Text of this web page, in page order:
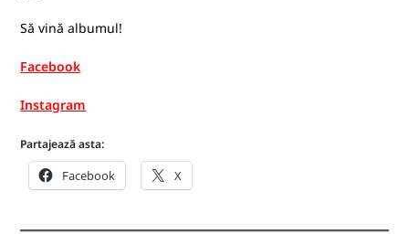
Să vină albumul!
Facebook
Instagram
Partajează asta:
Facebook X